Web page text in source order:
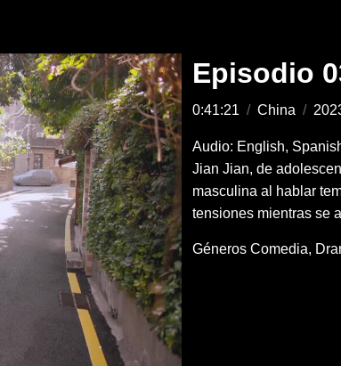
Episodio
0:41:21 / China /
Audio: English,
Jian Jian, de
masculina al hablar
tensiones mientras se
Géneros Comedia